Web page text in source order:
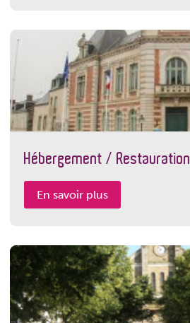
Hébergement / Restauration
En savoir plus